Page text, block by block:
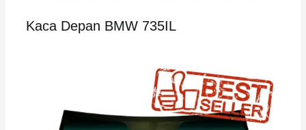
Kaca Depan BMW 735IL